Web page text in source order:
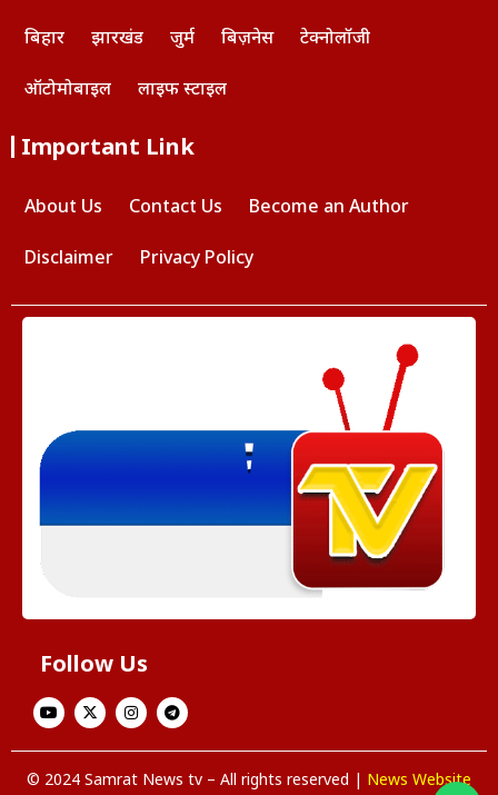
बिहार झारखंड जुर्म बिज़नेस टेक्नोलॉजी
ऑटोमोबाइल लाइफ स्टाइल
Important Link
About Us Contact Us Become an Author
Disclaimer Privacy Policy
Follow Us
© 2024 Samrat News tv – All rights reserved | News Website